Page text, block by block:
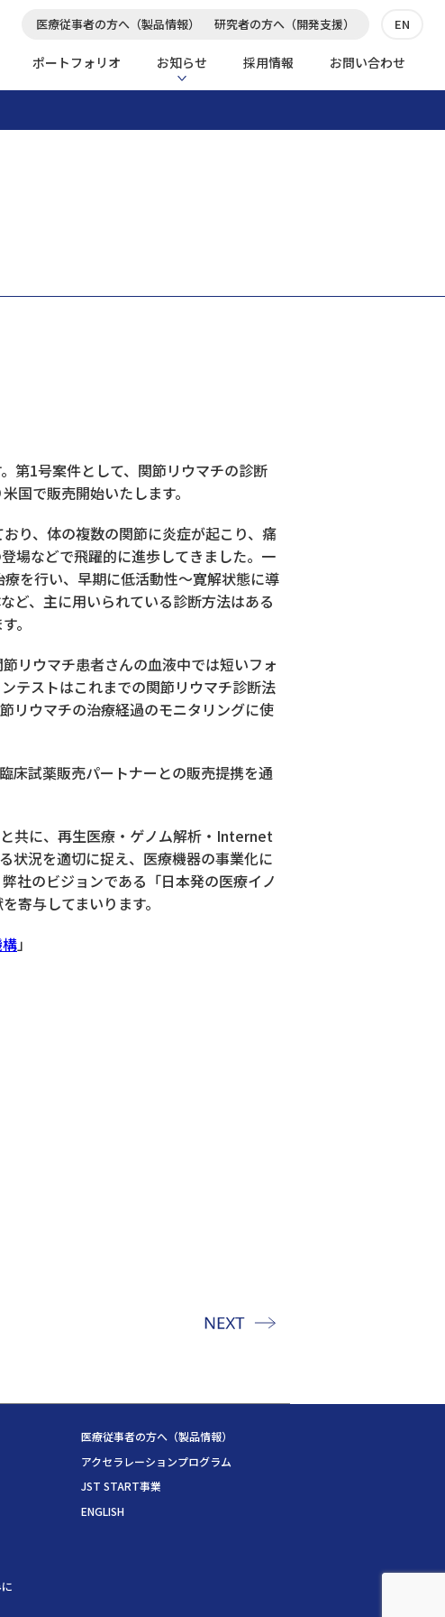
ポートフォリオ お知らせ 採用情報 お問い合わせ
EN
医療従事者の方へ（製品情報） 研究者の方へ（開発支援）
第1号案件として、関節リウマチの診断
国で販売開始いたします。
り、体の複数の関節に炎症が起こり、痛
場などで飛躍的に進歩してきました。一
を行い、早期に低活動性～寛解状態に導
ど、主に用いられている診断方法はある
。
リウマチ患者さんの血液中では短いフォ
テストはこれまでの関節リウマチ診断法
リウマチの治療経過のモニタリングに使
床試薬販売パートナーとの販売提携を通
共に、再生医療・ゲノム解析・Internet
状況を適切に捉え、医療機器の事業化に
社のビジョンである「日本発の医療イノ
寄与してまいります。
」
医療従事者の方へ（製品情報）
アクセラレーションプログラム
JST START事業
ENGLISH